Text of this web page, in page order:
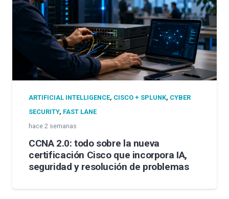
ARTIFICIAL INTELLIGENCE, CISCO + SPLUNK, CYBER
SECURITY, FAST LANE
hace 2 semanas
CCNA 2.0: todo sobre la nueva
certificación Cisco que incorpora IA,
seguridad y resolución de problemas